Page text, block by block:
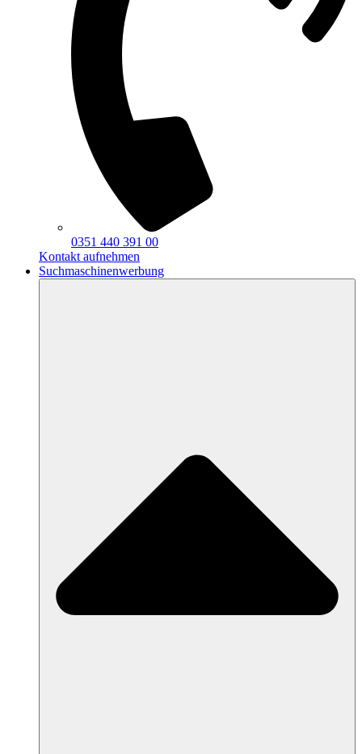
0351 440 391 00
Kontakt aufnehmen
Suchmaschinenwerbung